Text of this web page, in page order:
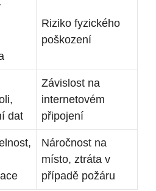
Riziko fyzického
poškození
dat
Závislost na
internetovém
připojení
Náročnost na
místo, ztráta v
případě požáru